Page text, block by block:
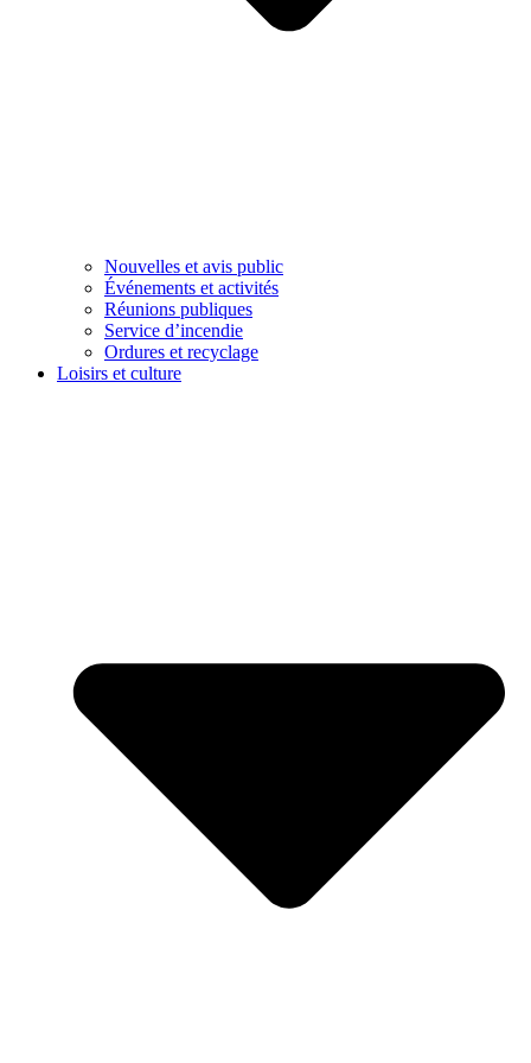
Nouvelles et avis public
Événements et activités
Réunions publiques
Service d’incendie
Ordures et recyclage
Loisirs et culture